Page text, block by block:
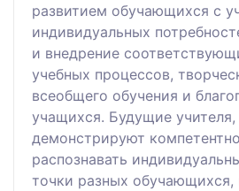
развитием обучающихся с
индивидуальных
и внедрение
учебных процессов,
всеобщего обучения и
учащихся. Будущие
демонстрируют
распознавать
точки разных обучающихся,